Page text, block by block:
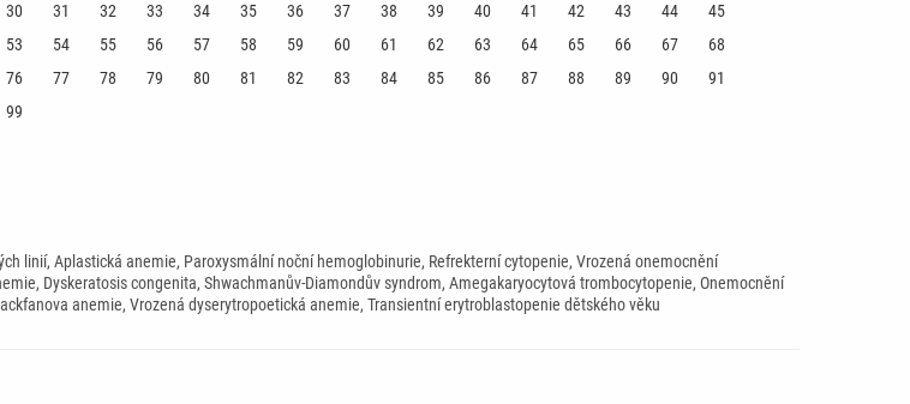
30 31 32 33 34 35 36 37 38 39 40 41 42 43 44
45
53 54 55 56 57 58 59 60 61 62 63 64 65 66 67
68
76 77 78 79 80 81 82 83 84 85 86 87 88 89 90
91
99
linií, Aplastická anemie, Paroxysmální noční hemoglobinurie, Refrekterní cytopenie, Vrozená onemocnění
Dyskeratosis congenita, Shwachmanův-Diamondův syndrom, Amegakaryocytová trombocytopenie, Onemocnění
anemie, Vrozená dyserytropoetická anemie, Transientní erytroblastopenie dětského věku